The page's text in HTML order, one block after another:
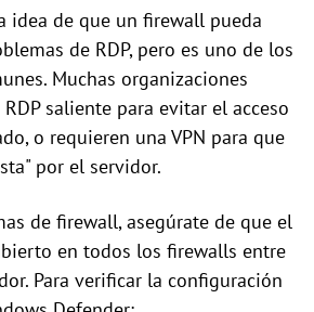
idea de que un firewall pueda
de RDP, pero es uno de los
Muchas organizaciones
saliente para evitar el acceso
o requieren una VPN para que
por el servidor.
de firewall, asegúrate de que el
en todos los firewalls entre
Para verificar la configuración